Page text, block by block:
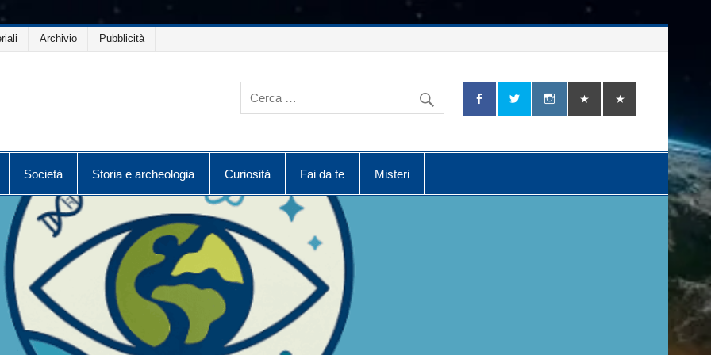
Archivio Pubblicità
Società Storia e archeologia Curiosità Fai da te Misteri